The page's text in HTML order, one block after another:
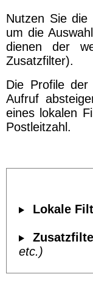
Nutzen Sie
um die
dienen der
Zusatzfilter).
Die Profile der
Aufruf
eines lokalen
Postleitzahl.
Lokale
etc.)